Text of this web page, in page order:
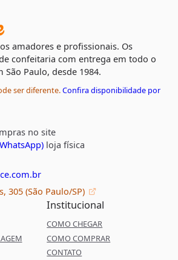
amadores e profissionais. Os
confeitaria com entrega em todo o
São Paulo, desde 1984.
ser diferente.Confira disponibilidade por
no site
loja física
305 (São Paulo/SP)
Institucional
COMO CHEGAR
COMO COMPRAR
CONTATO